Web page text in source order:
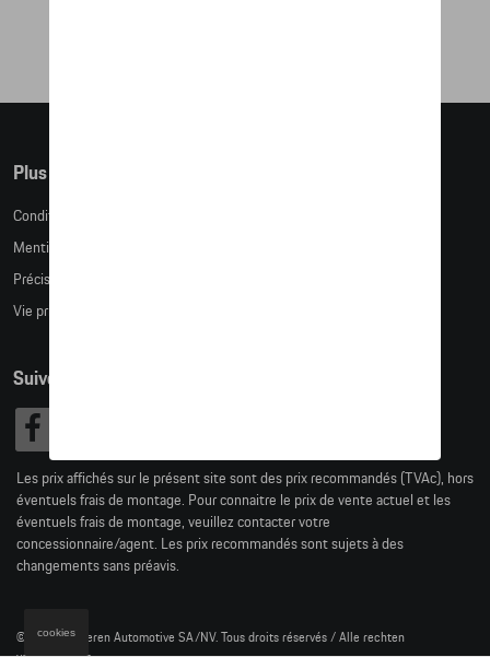
Plus d'informations
Conditions de vente
Mentions légales
Précision des tailles
Vie privée
Suivez nous
Les prix affichés sur le présent site sont des prix recommandés (TVAc), hors
éventuels frais de montage. Pour connaitre le prix de vente actuel et les
éventuels frais de montage, veuillez contacter votre
concessionnaire/agent. Les prix recommandés sont sujets à des
changements sans préavis.
© 2026 D'Ieteren Automotive SA/NV. Tous droits réservés / Alle rechten
cookies